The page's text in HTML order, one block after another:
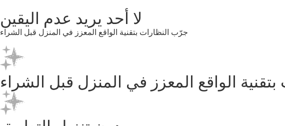
لا أحد يريد عدم اليقين
جرّب النظارات بتقنية الواقع المعزز في المنزل قبل الشراء
الواقع المعزز في المنزل قبل الشراء